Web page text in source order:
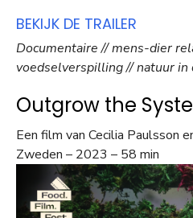
BEKIJK DE TRAILER
Documentaire // mens-dier
voedselverspilling // natuur in
Outgrow the
Een film van Cecilia Paulsson
Zweden – 2023 – 58 min